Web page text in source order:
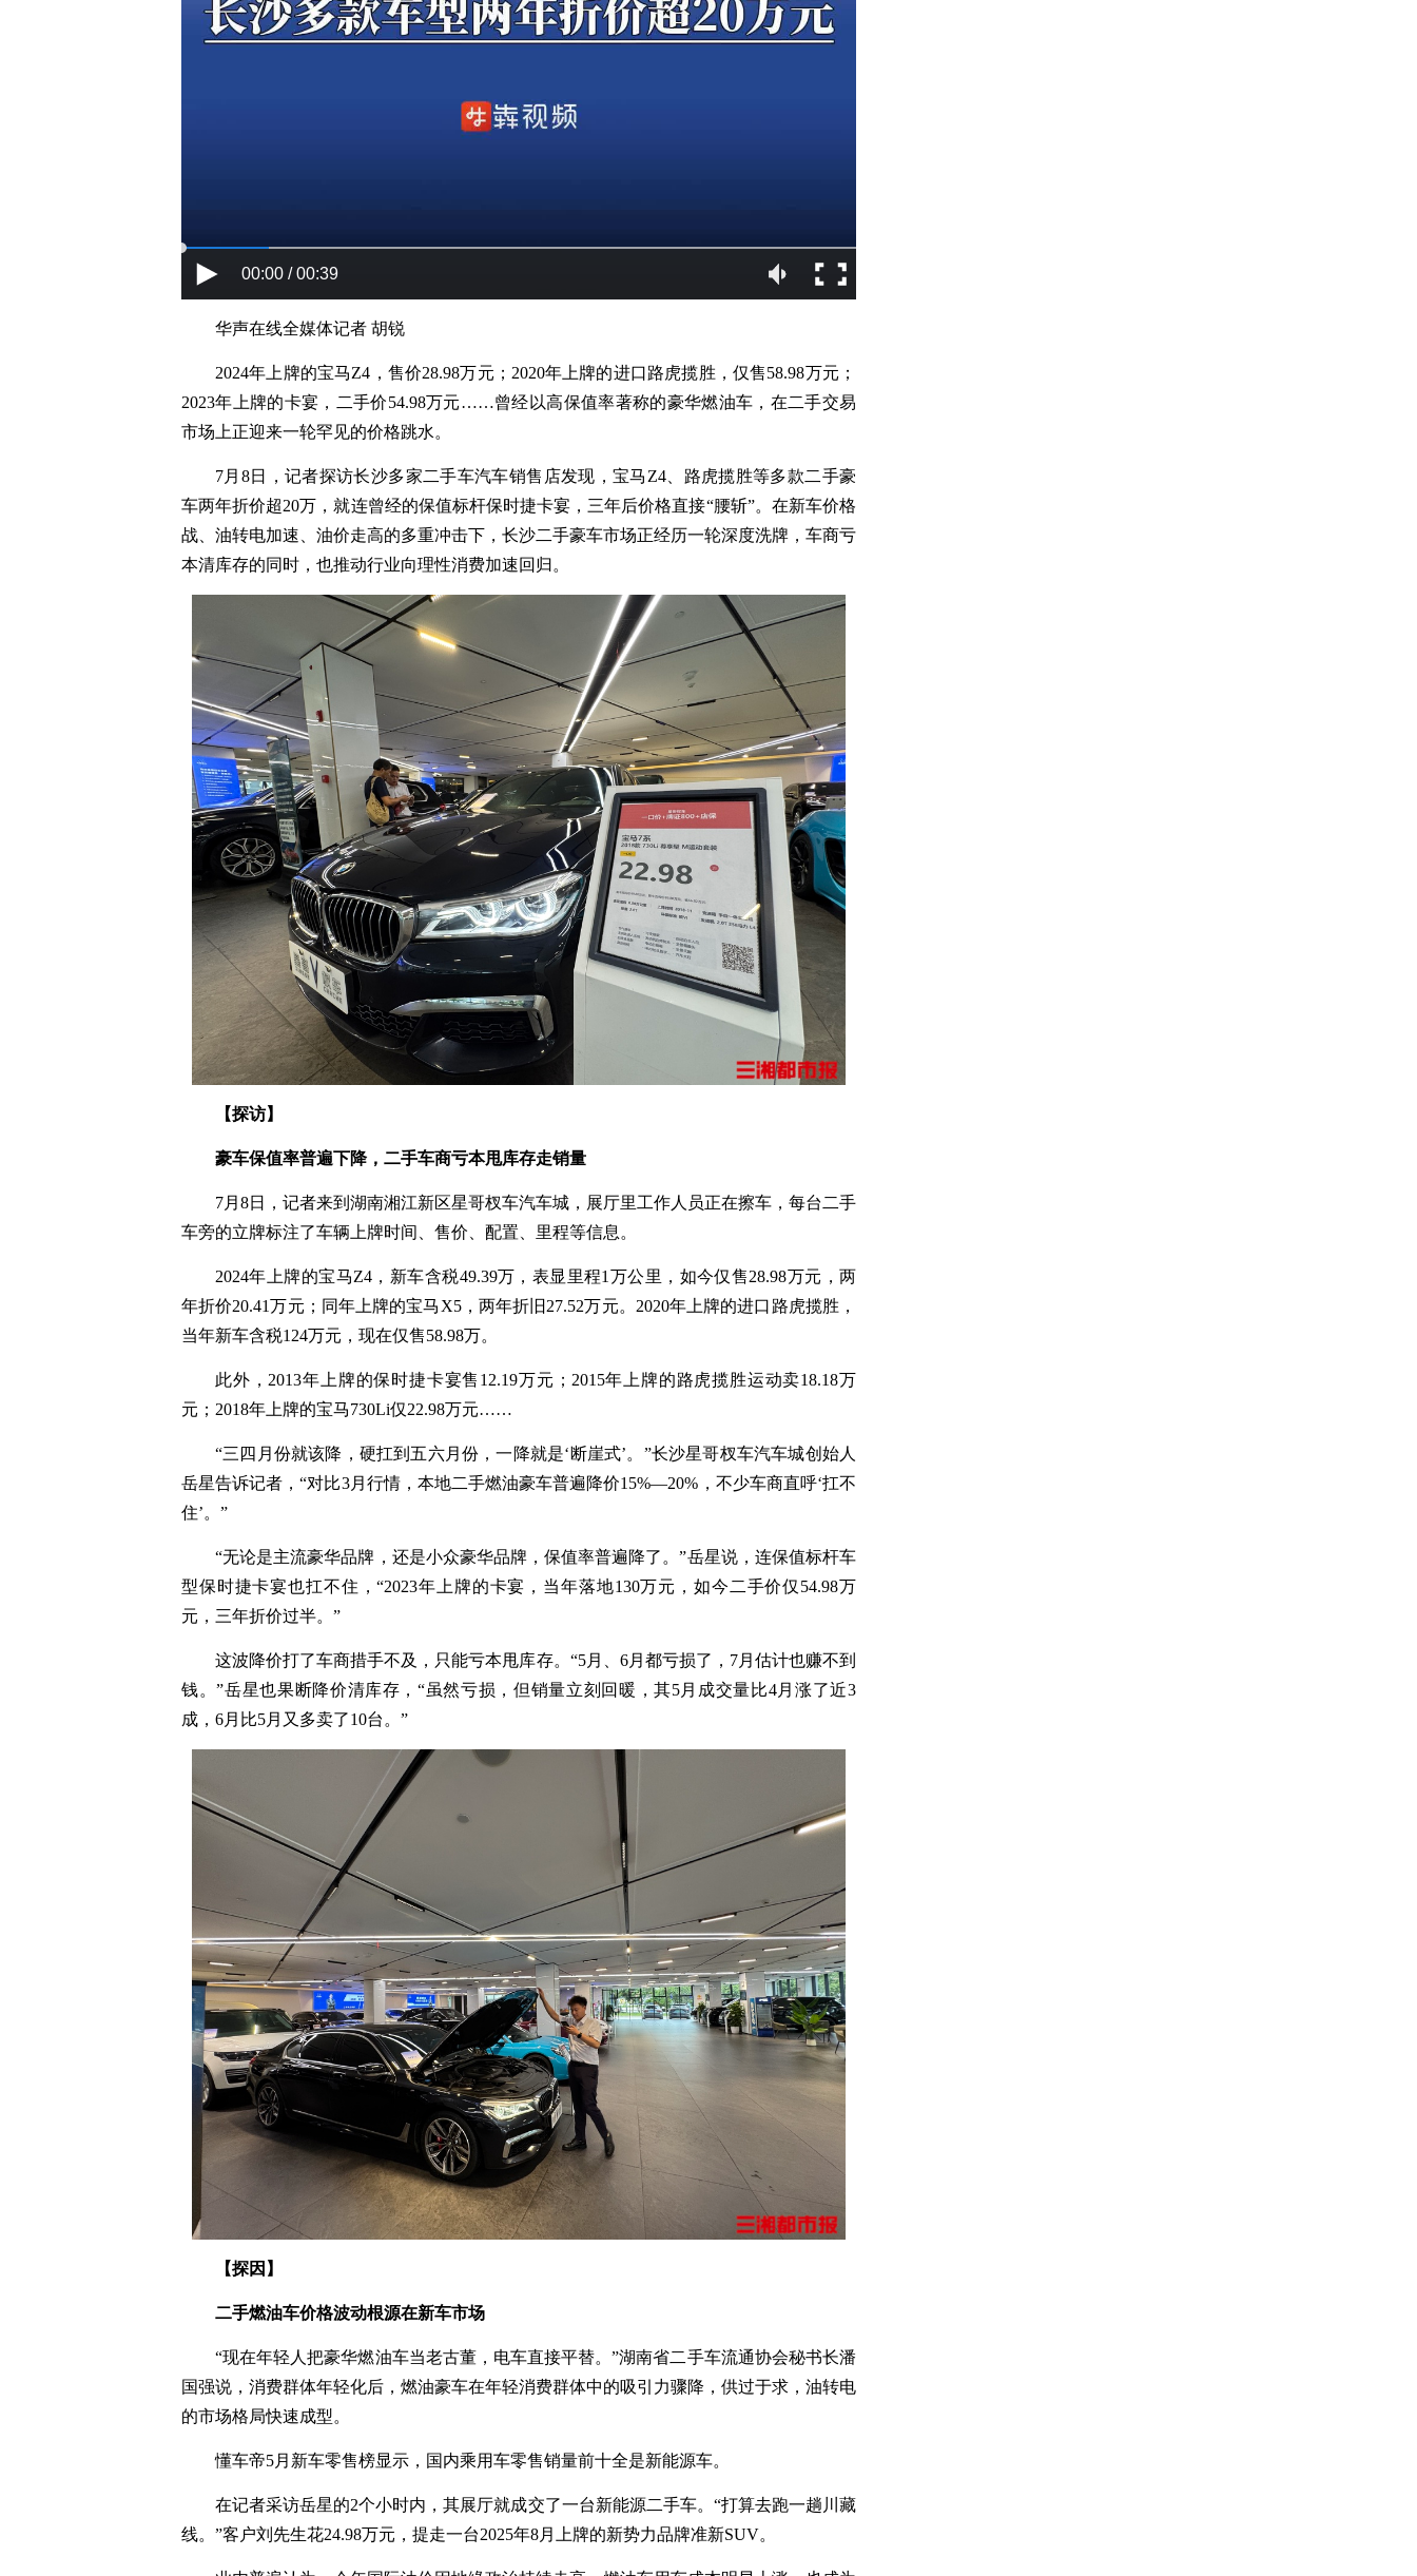
00:00 / 00:39
华声在线全媒体记者 胡锐
2024年上牌的宝马Z4，售价28.98万元；2020年上牌的进口路虎揽胜，仅售58.98万元；
2023年上牌的卡宴，二手价54.98万元……曾经以高保值率著称的豪华燃油车，在二手交易
市场上正迎来一轮罕见的价格跳水。
7月8日，记者探访长沙多家二手车汽车销售店发现，宝马Z4、路虎揽胜等多款二手豪
车两年折价超20万，就连曾经的保值标杆保时捷卡宴，三年后价格直接“腰斩”。在新车价格
战、油转电加速、油价走高的多重冲击下，长沙二手豪车市场正经历一轮深度洗牌，车商亏
本清库存的同时，也推动行业向理性消费加速回归。
【探访】
豪车保值率普遍下降，二手车商亏本甩库存走销量
7月8日，记者来到湖南湘江新区星哥杈车汽车城，展厅里工作人员正在擦车，每台二手
车旁的立牌标注了车辆上牌时间、售价、配置、里程等信息。
2024年上牌的宝马Z4，新车含税49.39万，表显里程1万公里，如今仅售28.98万元，两
年折价20.41万元；同年上牌的宝马X5，两年折旧27.52万元。2020年上牌的进口路虎揽胜，
当年新车含税124万元，现在仅售58.98万。
此外，2013年上牌的保时捷卡宴售12.19万元；2015年上牌的路虎揽胜运动卖18.18万
元；2018年上牌的宝马730Li仅22.98万元……
“三四月份就该降，硬扛到五六月份，一降就是‘断崖式’。”长沙星哥杈车汽车城创始人
岳星告诉记者，“对比3月行情，本地二手燃油豪车普遍降价15%—20%，不少车商直呼‘扛不
住’。”
“无论是主流豪华品牌，还是小众豪华品牌，保值率普遍降了。”岳星说，连保值标杆车
型保时捷卡宴也扛不住，“2023年上牌的卡宴，当年落地130万元，如今二手价仅54.98万
元，三年折价过半。”
这波降价打了车商措手不及，只能亏本甩库存。“5月、6月都亏损了，7月估计也赚不到
钱。”岳星也果断降价清库存，“虽然亏损，但销量立刻回暖，其5月成交量比4月涨了近3
成，6月比5月又多卖了10台。”
【探因】
二手燃油车价格波动根源在新车市场
“现在年轻人把豪华燃油车当老古董，电车直接平替。”湖南省二手车流通协会秘书长潘
国强说，消费群体年轻化后，燃油豪车在年轻消费群体中的吸引力骤降，供过于求，油转电
的市场格局快速成型。
懂车帝5月新车零售榜显示，国内乘用车零售销量前十全是新能源车。
在记者采访岳星的2个小时内，其展厅就成交了一台新能源二手车。“打算去跑一趟川藏
线。”客户刘先生花24.98万元，提走一台2025年8月上牌的新势力品牌准新SUV。